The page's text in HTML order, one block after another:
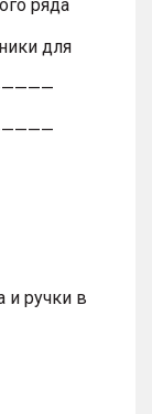
ряда
для
и ручки в